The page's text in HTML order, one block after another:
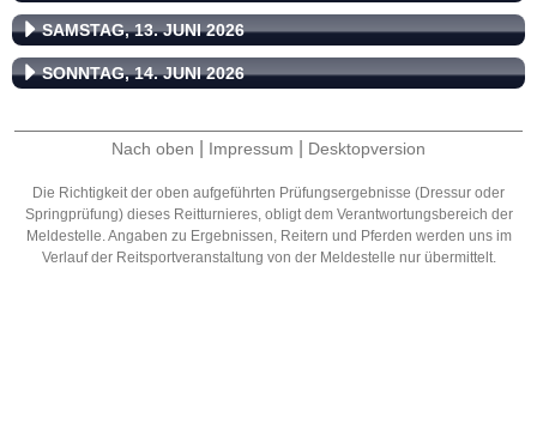
SAMSTAG, 13. JUNI 2026
SONNTAG, 14. JUNI 2026
Nach oben Impressum Desktopversion
Die Richtigkeit der oben aufgeführten Prüfungsergebnisse (Dressur oder
Springprüfung) dieses Reitturnieres, obligt dem Verantwortungsbereich der
Meldestelle. Angaben zu Ergebnissen, Reitern und Pferden werden uns im
Verlauf der Reitsportveranstaltung von der Meldestelle nur übermittelt.